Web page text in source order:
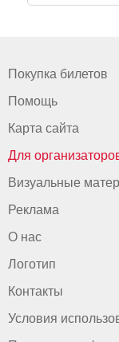
Покупка билетов
Помощь
Карта сайта
Для
Визуальные
Реклама
О нас
Логотип
Контакты
Условия